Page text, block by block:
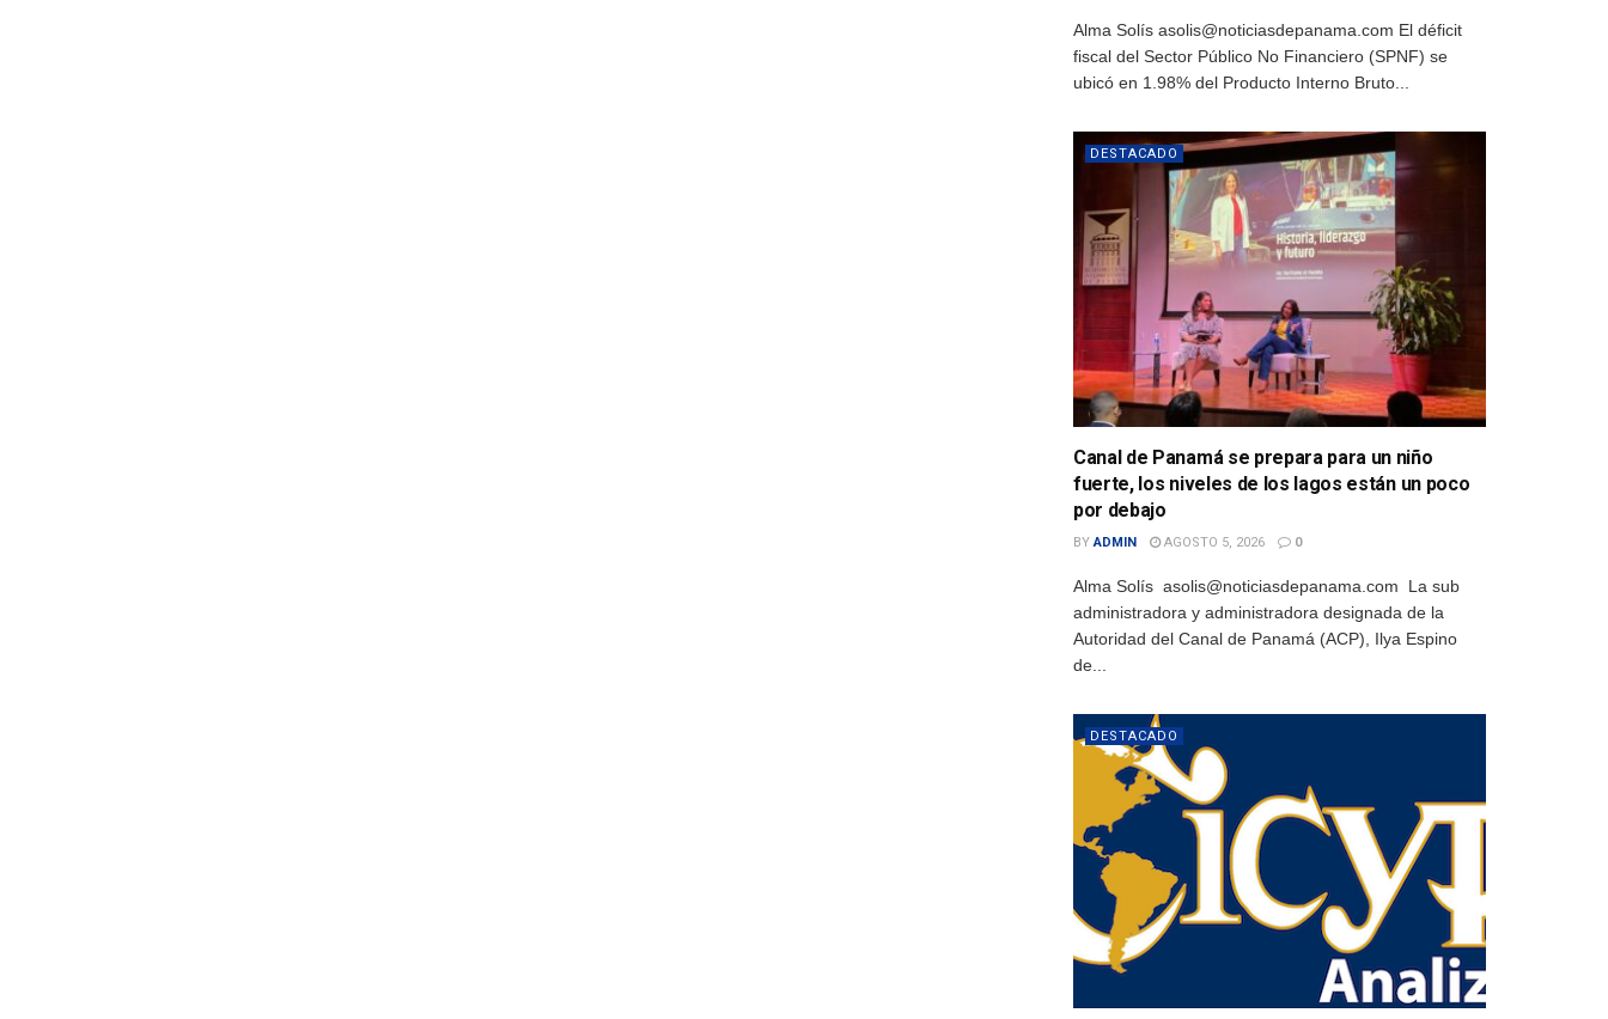
Alma Solís asolis@noticiasdepanama.com El déficit
fiscal del Sector Público No Financiero (SPNF) se
ubicó en 1.98% del Producto Interno Bruto...
DESTACADO
Canal de Panamá se prepara para un niño
fuerte, los niveles de los lagos están un poco
por debajo
BY ADMIN AGOSTO 5, 2026 0
Alma Solís asolis@noticiasdepanama.com La sub
administradora y administradora designada de la
Autoridad del Canal de Panamá (ACP), Ilya Espino
de...
DESTACADO